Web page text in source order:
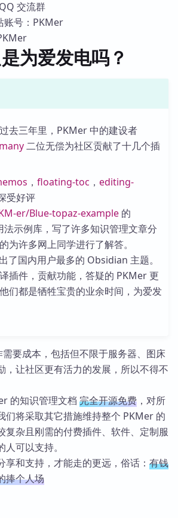
交流群
账号：PKMer
为爱发电吗？
去三年里，PKMer 中的建设者
二位无偿为社区贡献了十几个插
， floating-toc ， editing-
受好评
er/Blue-topaz-example的
示例库，写了许多知识管理文章分
为许多网上同学进行了解答。
了国内用户最多的 Obsidian 主题。
插件，贡献功能，答疑的 PKMer 更
们都是牺牲宝贵的业余时间，为爱发
要成本，包括但不限于服务器、图床
，让社区更有活力的发展，所以不得不
的知识管理文档 完全开源免费 ，对所
们将采取其它措施维持整个 PKMer 的
复杂且刚需的付费插件、软件、定制服
可以支持。
享和支持，才能走的更远，俗话： 有钱
捧个人场